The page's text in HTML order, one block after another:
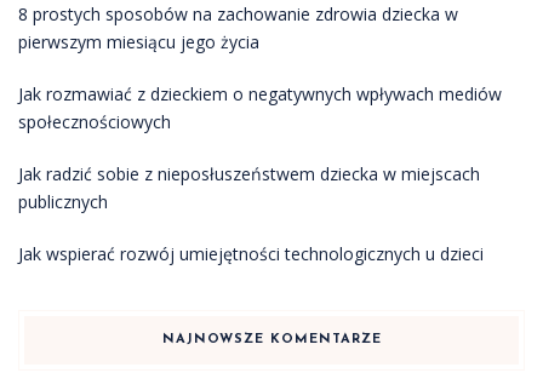
8 prostych sposobów na zachowanie zdrowia dziecka w
pierwszym miesiącu jego życia
Jak rozmawiać z dzieckiem o negatywnych wpływach mediów
społecznościowych
Jak radzić sobie z nieposłuszeństwem dziecka w miejscach
publicznych
Jak wspierać rozwój umiejętności technologicznych u dzieci
NAJNOWSZE KOMENTARZE